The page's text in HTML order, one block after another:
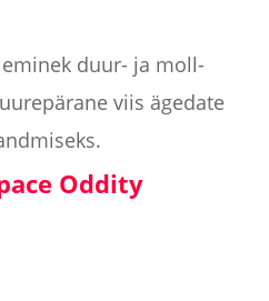
duur- ja moll-
viis ägedate
Oddity